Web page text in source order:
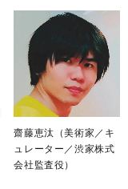
齋藤恵汰（美術家／キ
ュレーター／渋家株式
会社監査役）